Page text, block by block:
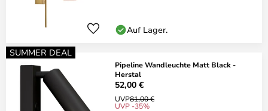
Auf Lager.
SUMMER DEAL
Pipeline Wandleuchte Matt Black -
Herstal
52,00 €
UVP81,00 €
UVP -35%